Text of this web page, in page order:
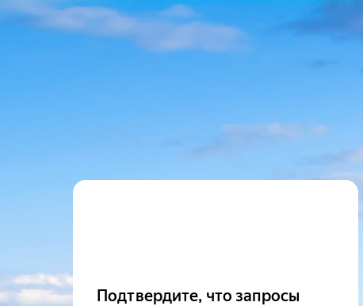
Подтвердите, что запросы